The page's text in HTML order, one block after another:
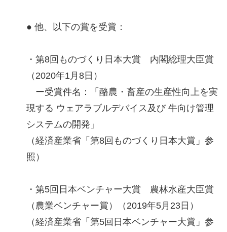
● 他、以下の賞を受賞：
・第8回ものづくり日本大賞 内閣総理大臣賞
（2020年1月8日）
ー受賞件名：「酪農・畜産の生産性向上を実
現する ウェアラブルデバイス及び 牛向け管理
システムの開発」
（経済産業省「第8回ものづくり日本大賞」参
照）
・第5回日本ベンチャー大賞 農林水産大臣賞
（農業ベンチャー賞）（2019年5月23日）
（経済産業省「第5回日本ベンチャー大賞」参